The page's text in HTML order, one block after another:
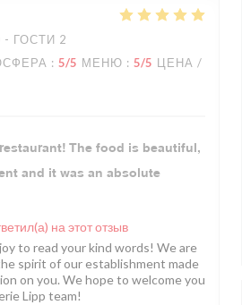
- ГОСТИ 2
: 5/5 МЕНЮ : 5/5 ЦЕНА /
The food is beautiful,
and it was an absolute
на этот отзыв
to read your kind words! We are
spirit of our establishment made
on you. We hope to welcome you
Lipp team!